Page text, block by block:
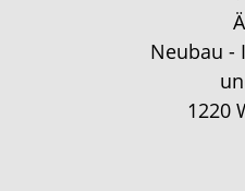
Neubau -
1220